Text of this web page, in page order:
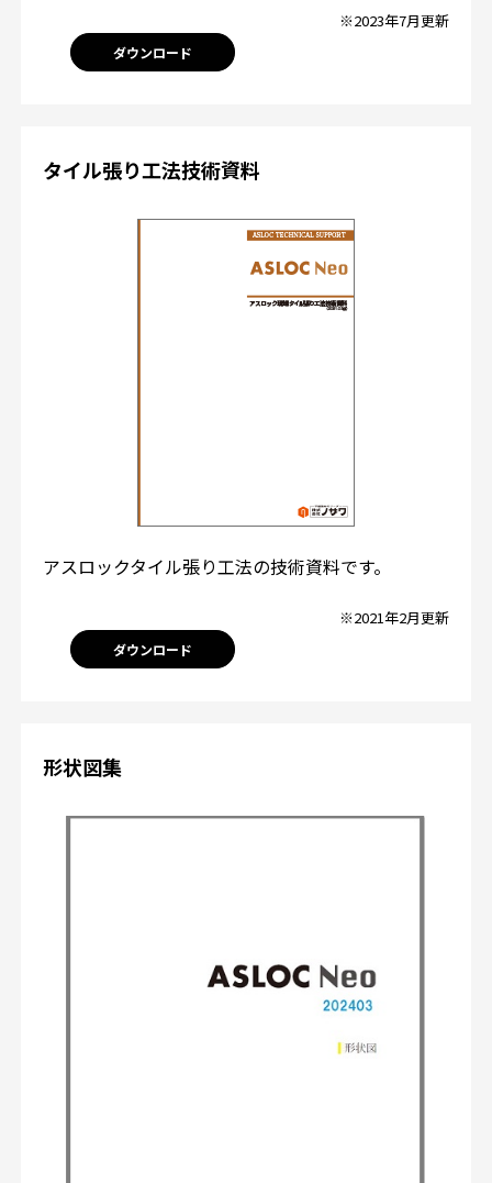
※2023年7月更新
ダウンロード
タイル張り工法技術資料
アスロックタイル張り工法の技術資料です。
※2021年2月更新
ダウンロード
形状図集